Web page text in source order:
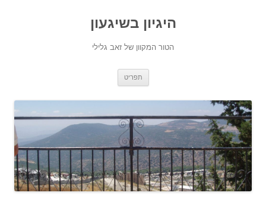
היגיון בשיגעון
הטור המקוון של זאב גלילי
תפריט